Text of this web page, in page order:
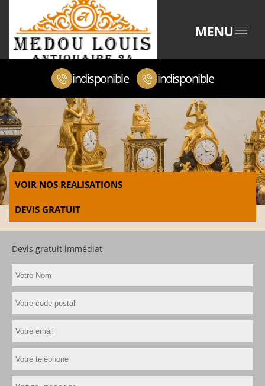
MENU
indisponible indisponible
VOIR NOS REALISATIONS
DEVIS GRATUIT
Devis gratuit immédiat